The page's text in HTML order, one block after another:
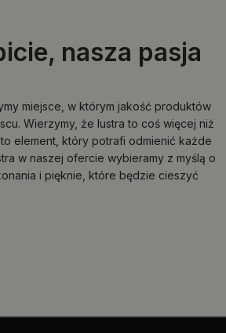
nasza pasja
miejsce, w którym jakość produktów
Wierzymy, że lustra to coś więcej niż
element, który potrafi odmienić każde
w naszej ofercie wybieramy z myślą o
i pięknie, które będzie cieszyć